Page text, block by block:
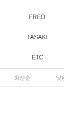
FRED
TASAKI
ETC
최신순 낮